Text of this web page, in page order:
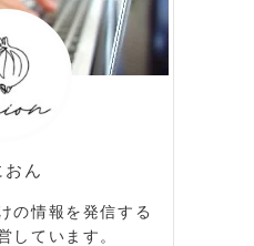
おん
の情報を発信する
しています。